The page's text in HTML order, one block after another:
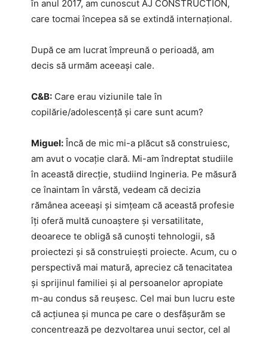
în anul 2017, am cunoscut AJ CONSTRUCTION,
care tocmai începea să se extindă internațional.
După ce am lucrat împreună o perioadă, am
decis să urmăm aceeași cale.
C&B: Care erau viziunile tale în
copilărie/adolescență și care sunt acum?
Miguel: Încă de mic mi-a plăcut să construiesc,
am avut o vocație clară. Mi-am îndreptat studiile
în această direcție, studiind Ingineria. Pe măsură
ce înaintam în vârstă, vedeam că decizia
rămânea aceeași și simțeam că această profesie
îți oferă multă cunoaștere și versatilitate,
deoarece te obligă să cunoști tehnologii, să
proiectezi și să construiești proiecte. Acum, cu o
perspectivă mai matură, apreciez că tenacitatea
și sprijinul familiei și al persoanelor apropiate
m-au condus să reușesc. Cel mai bun lucru este
că acțiunea și munca pe care o desfășurăm se
concentrează pe dezvoltarea unui sector, cel al